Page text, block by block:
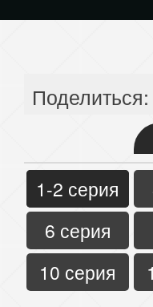
Поделиться:
1-2 серия
6 серия
10 серия